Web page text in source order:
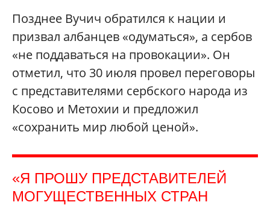
Позднее Вучич обратился к нации и
призвал албанцев «одуматься», а сербов
«не поддаваться на провокации». Он
отметил, что 30 июля провел переговоры
с представителями сербского народа из
Косово и Метохии и предложил
«сохранить мир любой ценой».
«Я ПРОШУ ПРЕДСТАВИТЕЛЕЙ
МОГУЩЕСТВЕННЫХ СТРАН